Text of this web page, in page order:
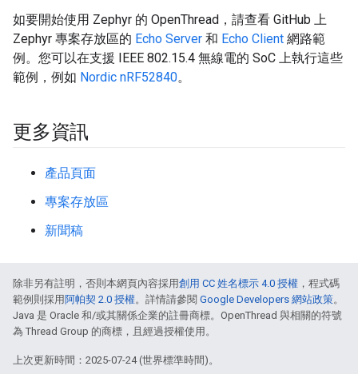
如要開始使用 Zephyr 的 OpenThread，請查看 GitHub 上
Zephyr 專案存放區的 Echo Server 和 Echo Client 網路範
例。您可以在支援 IEEE 802.15.4 無線電的 SoC 上執行這些
範例，例如 Nordic nRF52840。
更多資訊
產品頁面
專案存放區
新聞稿
除非另有註明，否則本網頁內容採用創用 CC 姓名標示 4.0 授權 ，程式碼
範例則採用 阿帕契 2.0 授權。詳情請參閱 Google Developers 網站政策。
Java 是 Oracle 和/或其關係企業的註冊商標。OpenThread 與相關的符號
為 Thread Group 的商標，且經過授權使用。
上次更新時間：2025-07-24 (世界標準時間)。